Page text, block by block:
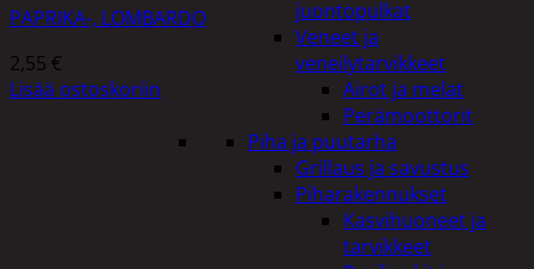
juontopulkat
Veneet ja
veneilytarvikkeet
Airot ja melat
Perämoottorit
Piha ja puutarha
Grillaus ja savustus
Piharakennukset
Kasvihuoneet ja
tarvikkeet
PAPRIKA-, LOMBARDO
2,55 €
Lisää ostoskoriin